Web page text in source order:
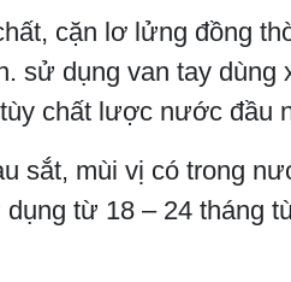
cặn lơ lửng đồng
sử dụng van tay dùng
chất lược nước đầu
sắt, mùi vị có trong
từ 18 – 24 tháng